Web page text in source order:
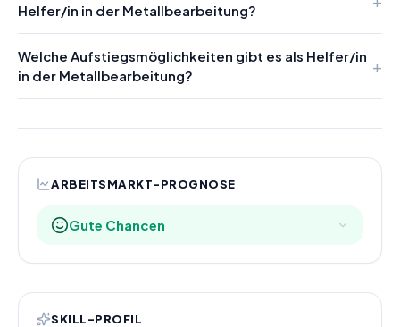
Helfer/in in der Metallbearbeitung?
Welche Aufstiegsmöglichkeiten gibt es als Helfer/in
in der Metallbearbeitung?
ARBEITSMARKT-PROGNOSE
Gute Chancen
SKILL-PROFIL